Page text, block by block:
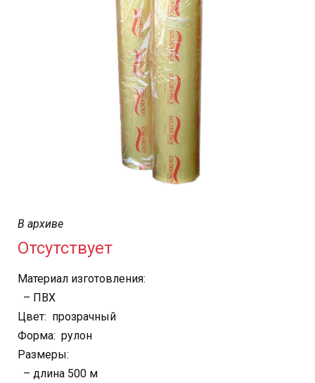
В архиве
Отсутствует
Материал изготовления:
– ПВХ
Цвет: прозрачный
Форма: рулон
Размеры:
– длина 500 м